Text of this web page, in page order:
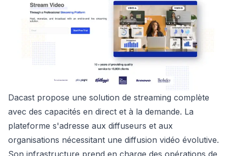
Dacast propose une solution de streaming complète
avec des capacités en direct et à la demande. La
plateforme s'adresse aux diffuseurs et aux
organisations nécessitant une diffusion vidéo évolutive.